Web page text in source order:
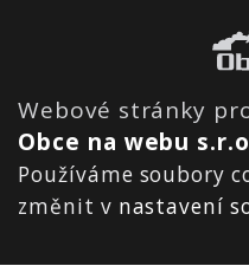
Webové stránky
Obce na webu
Používáme soubory
změnit v nastavení